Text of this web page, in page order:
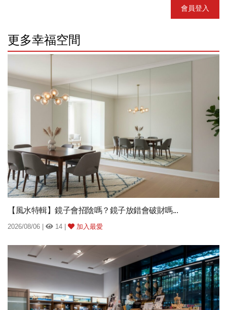
會員登入
更多幸福空間
【風水特輯】鏡子會招陰嗎？鏡子放錯會破財嗎...
2026/08/06 | 14 | 加入最愛